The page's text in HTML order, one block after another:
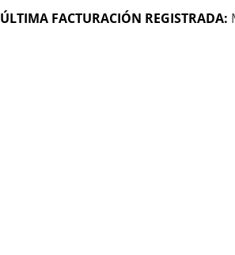
ÚLTIMA FACTURACIÓN REGISTRADA: